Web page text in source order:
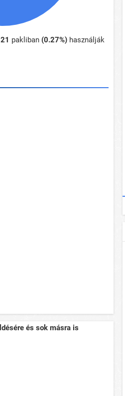
21 pakliban (0.27%) használják
és sok másra is